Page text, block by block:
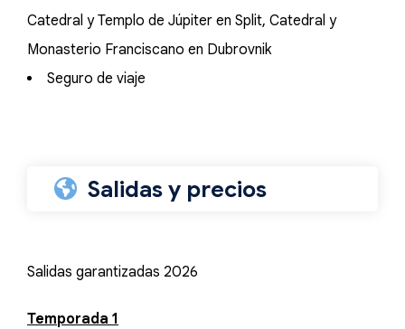
Catedral y Templo de Júpiter en Split, Catedral y
Monasterio Franciscano en Dubrovnik
Seguro de viaje
Salidas y precios
Salidas garantizadas 2026
Temporada 1